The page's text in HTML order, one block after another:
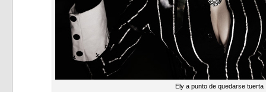
Ely a punto de quedarse tuerta